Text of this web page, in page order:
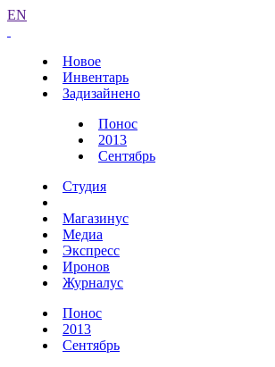
EN
Новое
Инвентарь
Задизайнено
Понос
2013
Сентябрь
Студия
Магазинус
Медиа
Экспресс
Иронов
Журналус
Понос
2013
Сентябрь